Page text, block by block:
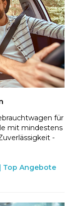
für
mit mindestens
-
Top Angebote